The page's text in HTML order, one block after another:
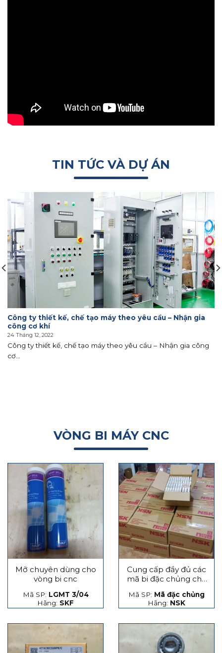
TIN TỨC VÀ DỰ ÁN
Công ty thiết kế, chế tạo máy theo yêu cầu – Nhận gia
công cơ khí
24 Tháng 12, 2022
Công ty thiết kế, chế tạo máy theo yêu cầu – Nhận gia công
cơ...
VÒNG BI MÁY CNC
Mỡ chuyên dùng cho
vòng bi cnc
Mã SP: LGMT 3/04
Hãng: SKF
Cung cấp đầy đủ các
mã bi đặc chủng cho
Mã SP: Mã đặc chủng
Hãng: NSK